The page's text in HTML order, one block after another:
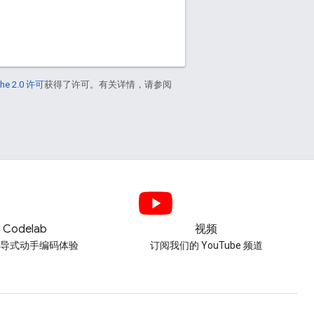
2.0 许可获得了许可。有关详情，请参阅
Codelab
式动手编码体验
视频
订阅我们的 YouTube 频道